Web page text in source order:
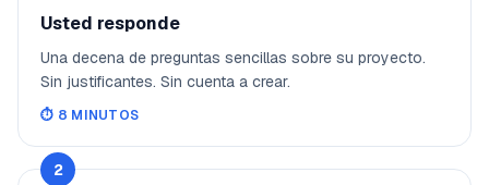
Usted responde
Una decena de preguntas sencillas sobre su proyecto.
Sin justificantes. Sin cuenta a crear.
⏱️ 8 MINUTOS
2